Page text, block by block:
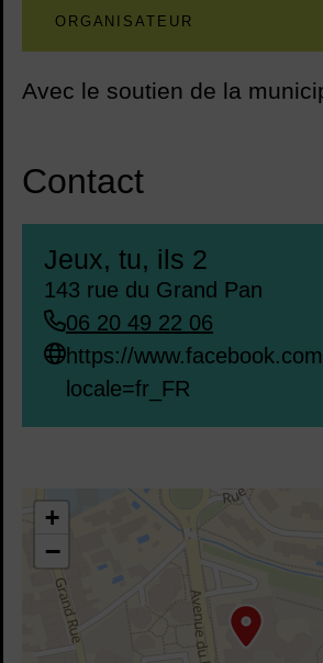
ORGANISATEUR
Avec le soutien de la
Contact
Jeux, tu, ils 2
143 rue du Grand Pan
06 20 49 22 06
https://
locale=fr_FR
43.69356,3.807307
+
−